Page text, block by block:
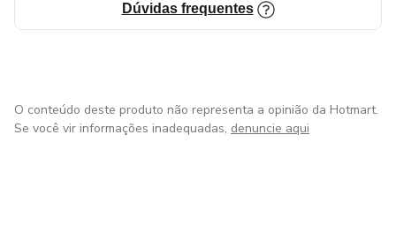
Dúvidas frequentes
O conteúdo deste produto não representa a opinião da Hotmart.
Se você vir informações inadequadas, denuncie aqui